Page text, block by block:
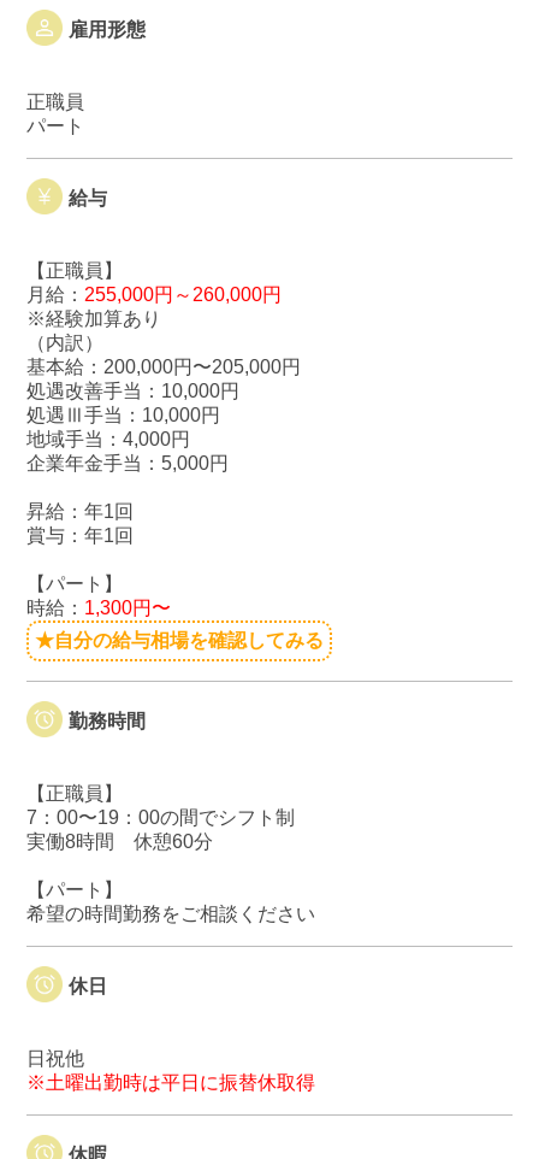
雇用形態
正職員
パート
給与
【正職員】
月給： 255,000円～260,000円
※経験加算あり
（内訳）
基本給：200,000円〜205,000円
処遇改善手当：10,000円
処遇Ⅲ手当：10,000円
地域手当：4,000円
企業年金手当：5,000円
昇給：年1回
賞与：年1回
【パート】
時給： 1,300円〜
★自分の給与相場を確認してみる
勤務時間
【正職員】
7：00〜19：00の間でシフト制
実働8時間 休憩60分
【パート】
希望の時間勤務をご相談ください
休日
日祝他
※土曜出勤時は平日に振替休取得
休暇